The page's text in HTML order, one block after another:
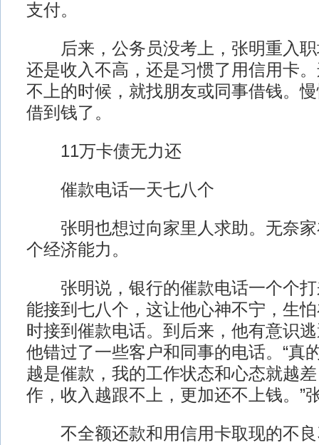
支付。
后来，公务员没考上，张明重入职
还是收入不高，还是习惯了用信用卡
不上的时候，就找朋友或同事借钱。
借到钱了。
11万卡债无力还
催款电话一天七八个
张明也想过向家里人求助。无奈家
个经济能力。
张明说，银行的催款电话一个个打
能接到七八个，这让他心神不宁，生
时接到催款电话。到后来，他有意识
他错过了一些客户和同事的电话。“真
越是催款，我的工作状态和心态就越
作，收入越跟不上，更加还不上钱。”
不全额还款和用信用卡取现的不良